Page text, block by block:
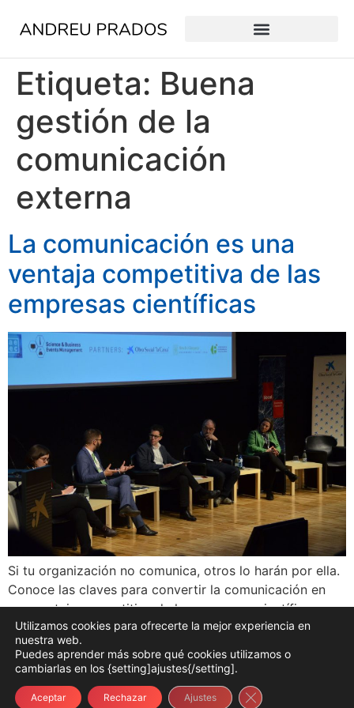
Etiqueta: Buena
gestión de la
comunicación
externa
La comunicación es una
ventaja competitiva de las
empresas científicas
Si tu organización no comunica, otros lo harán por ella.
Conoce las claves para convertir la comunicación en
una ventaja competitiva de las empresas científicas.
COOKIES PRIVACIDAD AVISO LEGAL
CONDICIONES
TESTIMONIOS
Copyright Andreu Prados. Todos los derechos reservados
Utilizamos cookies para ofrecerte la mejor experiencia en
nuestra web.
Puedes aprender más sobre qué cookies utilizamos o
cambiarlas en los {setting]ajustes{/setting].
Aceptar Rechazar Ajustes Cerrar el banner de